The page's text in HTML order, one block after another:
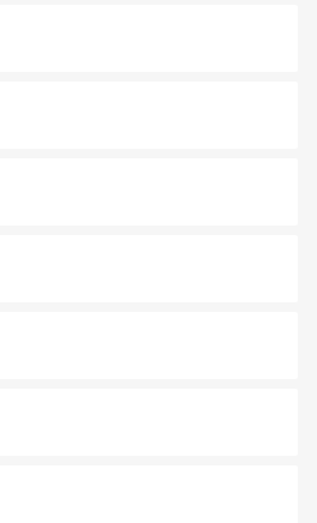
地元の風情を楽しめる外せないスポット